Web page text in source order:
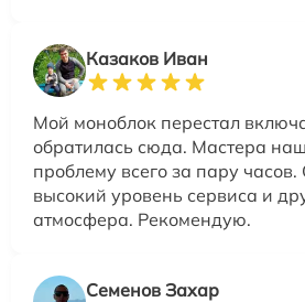
Казаков Иван
Мой моноблок перестал
обратилась сюда. Мастера
проблему всего за пару
высокий уровень сервиса и
атмосфера. Рекомендую.
Семенов Захар